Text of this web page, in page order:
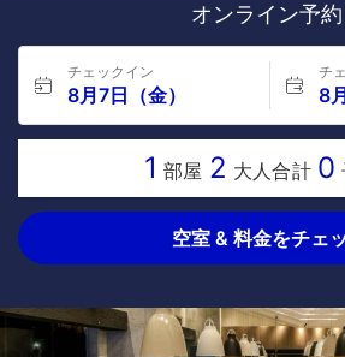
オンライン予約
チェックイン
8月7日（金）
チ
8
1 部屋 2 大人合計 0
空室 & 料金をチェ